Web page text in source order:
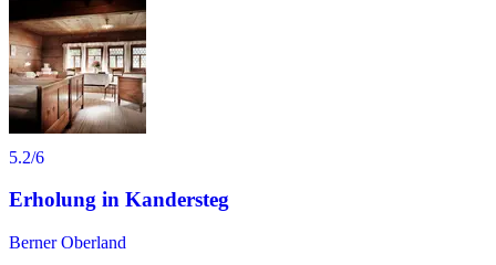
5.2/6
Erholung in Kandersteg
Berner Oberland